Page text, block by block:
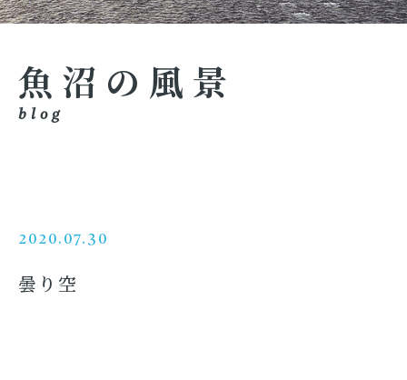
魚沼の風景
blog
2020.07.30
曇り空